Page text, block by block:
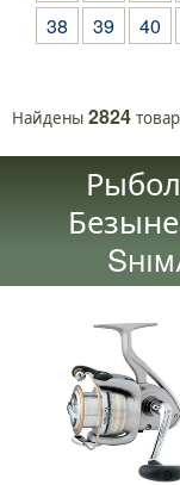
38
39 40
Найдены 2824